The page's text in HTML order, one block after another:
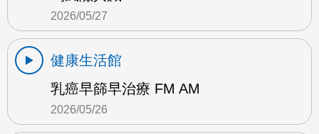
2026/05/27
健康生活館
乳癌早篩早治療 FM AM
2026/05/26